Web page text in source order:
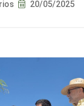
20/05/2025